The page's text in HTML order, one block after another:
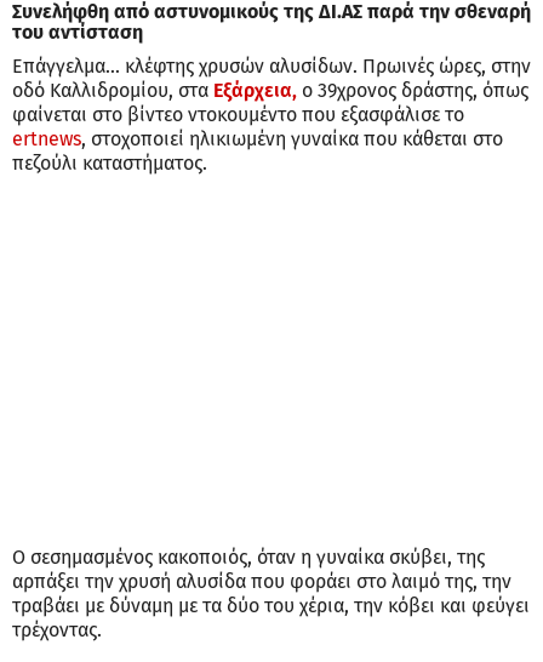
Συνελήφθη από αστυνομικούς της ΔΙ.ΑΣ παρά την σθεναρή
του αντίσταση
Επάγγελμα... κλέφτης χρυσών αλυσίδων. Πρωινές ώρες, στην
οδό Καλλιδρομίου, στα Εξάρχεια, ο 39χρονος δράστης, όπως
φαίνεται στο βίντεο ντοκουμέντο που εξασφάλισε το
ertnews, στοχοποιεί ηλικιωμένη γυναίκα που κάθεται στο
πεζούλι καταστήματος.
Ο σεσημασμένος κακοποιός, όταν η γυναίκα σκύβει, της
αρπάξει την χρυσή αλυσίδα που φοράει στο λαιμό της, την
τραβάει με δύναμη με τα δύο του χέρια, την κόβει και φεύγει
τρέχοντας.